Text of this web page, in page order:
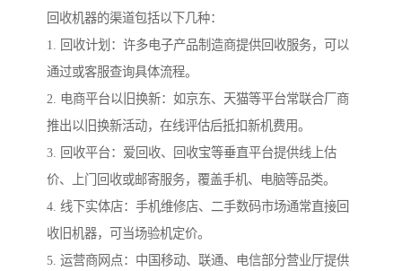
回收机器的渠道包括以下几种：
1. 回收计划：许多电子产品制造商提供回收服务，可以
通过或客服查询具体流程。
2. 电商平台以旧换新：如京东、天猫等平台常联合厂商
推出以旧换新活动，在线评估后抵扣新机费用。
3. 回收平台：爱回收、回收宝等垂直平台提供线上估
价、上门回收或邮寄服务，覆盖手机、电脑等品类。
4. 线下实体店：手机维修店、二手数码市场通常直接回
收旧机器，可当场验机定价。
5. 运营商网点：中国移动、联通、电信部分营业厅提供